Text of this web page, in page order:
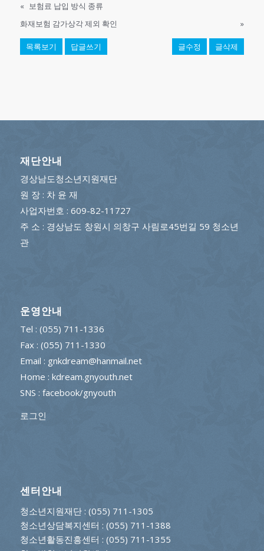
« 보험료 납입 방식 종류
화재보험 감가상각 제외 확인
»
목록보기 답글쓰기 글수정 글삭제
재단안내
경상남도청소년지원재단
원 장 : 차 윤 재
사업자번호 : 609-82-11727
주 소 : 경상남도 창원시 의창구 사림로45번길 59 청소년
관
운영안내
Tel : (055) 711-1336
Fax : (055) 711-1330
Email : gnkdream@hanmail.net
Home : kdream.gnyouth.net
SNS : facebook/gnyouth
로그인
센터안내
청소년지원재단: (055) 711-1305
청소년상담복지센터 : (055) 711-1388
청소년활동진흥센터 : (055) 711-1355